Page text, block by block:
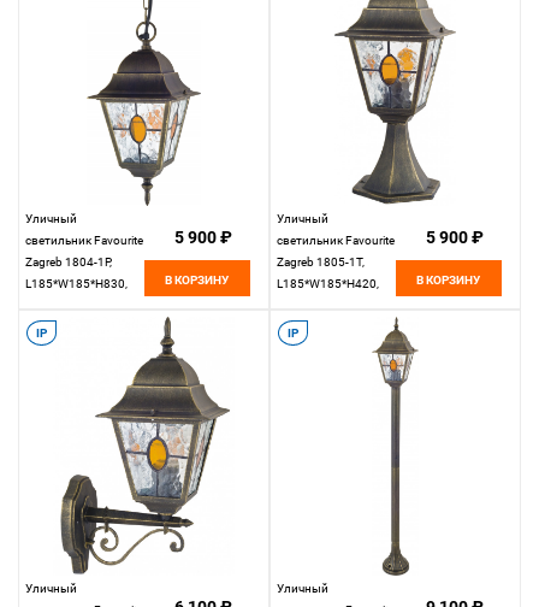
Уличный
светильник Favourite
Zagreb 1804-1P,
L185*W185*H830,
патиной
5 900 ₽
В КОРЗИНУ
Уличный
светильник Favourite
Zagreb 1805-1T,
L185*W185*H420,
патиной
5 900 ₽
В КОРЗИНУ
IP
Уличный
IP
Уличный